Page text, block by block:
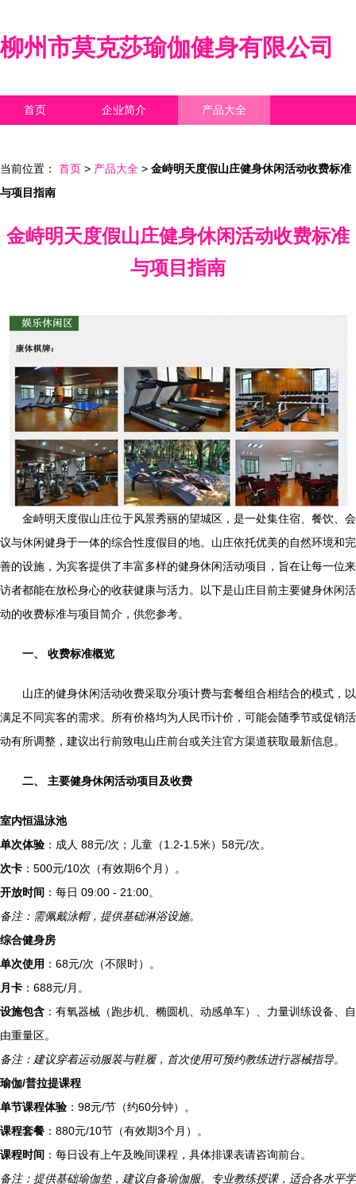
柳州市莫克莎瑜伽健身有限公司
首页 企业简介 产品大全
当前位置： 首页 > 产品大全 > 金峙明天度假山庄健身休闲活动收费标准
与项目指南
金峙明天度假山庄健身休闲活动收费标准
与项目指南
金峙明天度假山庄位于风景秀丽的望城区，是一处集住宿、餐饮、会
议与休闲健身于一体的综合性度假目的地。山庄依托优美的自然环境和完
善的设施，为宾客提供了丰富多样的健身休闲活动项目，旨在让每一位来
访者都能在放松身心的收获健康与活力。以下是山庄目前主要健身休闲活
动的收费标准与项目简介，供您参考。
一、 收费标准概览
山庄的健身休闲活动收费采取分项计费与套餐组合相结合的模式，以
满足不同宾客的需求。所有价格均为人民币计价，可能会随季节或促销活
动有所调整，建议出行前致电山庄前台或关注官方渠道获取最新信息。
二、 主要健身休闲活动项目及收费
室内恒温泳池
单次体验 ：成人 88元/次；儿童（1.2-1.5米）58元/次。
次卡 ：500元/10次（有效期6个月）。
开放时间 ：每日 09:00 - 21:00。
备注：需佩戴泳帽，提供基础淋浴设施。
综合健身房
单次使用 ：68元/次（不限时）。
月卡 ：688元/月。
设施包含 ：有氧器械（跑步机、椭圆机、动感单车）、力量训练设备、自
由重量区。
备注：建议穿着运动服装与鞋履，首次使用可预约教练进行器械指导。
瑜伽/普拉提课程
单节课程体验 ：98元/节（约60分钟）。
课程套餐 ：880元/10节（有效期3个月）。
课程时间 ：每日设有上午及晚间课程，具体排课表请咨询前台。
备注：提供基础瑜伽垫，建议自备瑜伽服。专业教练授课，适合各水平学